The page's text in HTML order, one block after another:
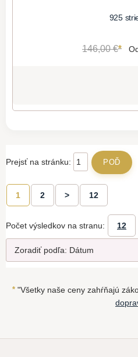
925
146,00 €*
Prejsť na stránku:
1 2 > 12
Počet výsledkov na stranu: 12
* "Všetky naše ceny zahŕňajú